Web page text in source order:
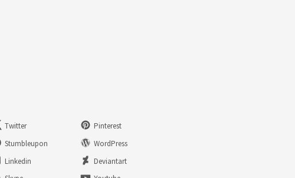
Twitter
Pinterest
Stumbleupon
WordPress
Linkedin
Deviantart